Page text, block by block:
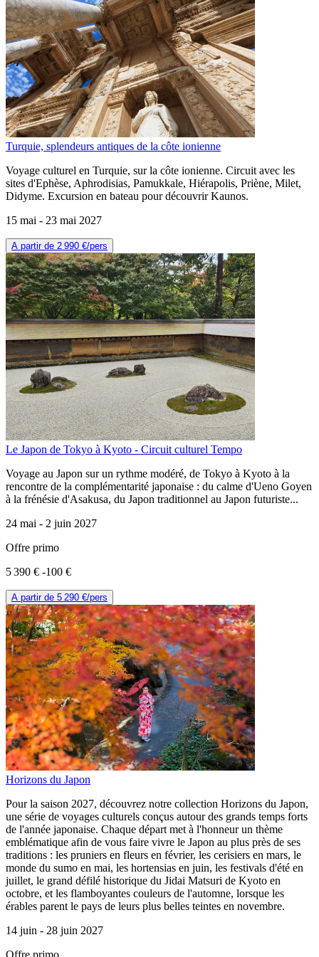
Turquie, splendeurs antiques de la côte ionienne
Voyage culturel en Turquie, sur la côte ionienne. Circuit avec les
sites d'Ephèse, Aphrodisias, Pamukkale, Hiérapolis, Priène, Milet,
Didyme. Excursion en bateau pour découvrir Kaunos.
15 mai - 23 mai 2027
A partir de 2 990 €/pers
Le Japon de Tokyo à Kyoto - Circuit culturel Tempo
Voyage au Japon sur un rythme modéré, de Tokyo à Kyoto à la
rencontre de la complémentarité japonaise : du calme d'Ueno Goyen
à la frénésie d'Asakusa, du Japon traditionnel au Japon futuriste...
24 mai - 2 juin 2027
Offre primo
5 390 € -100 €
A partir de 5 290 €/pers
Horizons du Japon
Pour la saison 2027, découvrez notre collection Horizons du Japon,
une série de voyages culturels conçus autour des grands temps forts
de l'année japonaise. Chaque départ met à l'honneur un thème
emblématique afin de vous faire vivre le Japon au plus près de ses
traditions : les pruniers en fleurs en février, les cerisiers en mars, le
monde du sumo en mai, les hortensias en juin, les festivals d'été en
juillet, le grand défilé historique du Jidai Matsuri de Kyoto en
octobre, et les flamboyantes couleurs de l'automne, lorsque les
érables parent le pays de leurs plus belles teintes en novembre.
14 juin - 28 juin 2027
Offre primo